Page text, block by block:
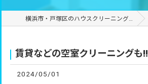
横浜市・戸塚区のハウスクリーニングやリフォームは合同会社ホームアシスト
賃貸などの空室クリーニングも‼︎
2024/05/01